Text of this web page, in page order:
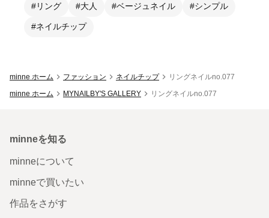
#リング #大人 #ベージュネイル #シンプル
#ネイルチップ
minne ホーム ファッション ネイルチップ
リングネイルno.077
minne ホーム
MYNAILBY'S GALLERY リングネイルno.077
minneを知る
minneについて
minneで買いたい
作品をさがす